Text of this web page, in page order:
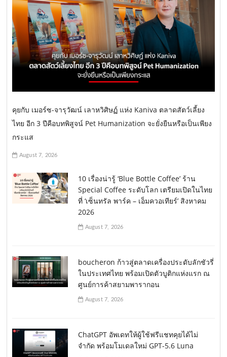
คุยกับ เมอร์ซ-จารุวัฒน์ เลาหวิศิษฏ์ แห่ง Kaniva ตลาดสัตว์เลี้ยง
ไทย อีก 3 ปีคือบทพิสูจน์ Pet Humanization จะยั่งยืนหรือเป็นเพียง
กระแส
August 7, 2026
10 เรื่องน่ารู้ ‘Blue Bottle Coffee’ ร้าน
Special Coffee ระดับโลก เตรียมเปิดในไทย
ที่ ‘เซ็นทรัล พาร์ค – เอ็มควอเทียร์’ สิงหาคม
2026
August 7, 2026
boucheron ก้าวสู่ตลาดเครื่องประดับลักชัวรี่
ในประเทศไทย พร้อมเปิดตัวบูติกแห่งแรก ณ
ศูนย์การค้าสยามพารากอน
August 7, 2026
ChatGPT อัพเดทให้ผู้ใช้ฟรีแชทคุยได้ไม่
จำกัด พร้อมโมเดลใหม่ GPT-5.6 Luna